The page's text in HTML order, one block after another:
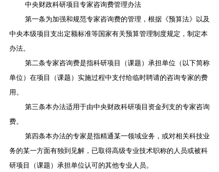
中央财政科研项目专家咨询费管理办法
第一条为加强和规范专家咨询费的管理，根据《预算法》以及
中央本级项目支出定额标准等国家有关预算管理制度规定，制定本
办法。
第二条专家咨询费是指科研项目（课题）承担单位（以下简称
单位）在项目（课题）实施过程中支付给临时聘请的咨询专家的费
用。
第三条本办法适用于由中央财政科研项目资金列支的专家咨询
费。
第四条本办法的专家是指精通某一领域业务，或对相关科技业
务的某一方面有独到见解，已取得高级专业技术职称的人员或被科
研项目（课题）承担单位认可的其他专业人员。